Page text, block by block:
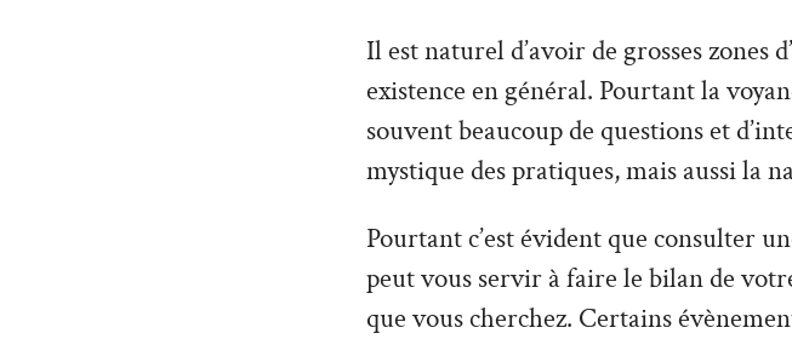
Il est naturel d’avoir de grosses zones
existence en général. Pourtant la
souvent beaucoup de questions et
mystique des pratiques, mais aussi la
Pourtant c’est évident que consulter
peut vous servir à faire le bilan de
que vous cherchez. Certains